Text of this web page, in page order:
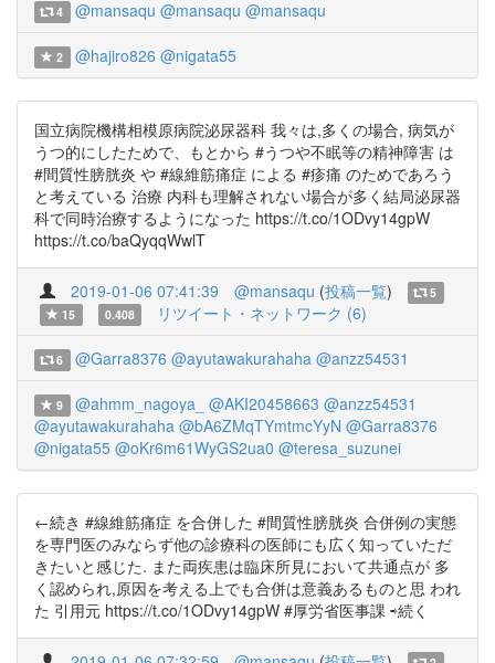
4 @mansaqu @mansaqu @mansaqu
2 @hajiro826 @nigata55
国立病院機構相模原病院泌尿器科 我々は,多くの場合, 病気が
うつ的にしたためで、もとから #うつや不眠等の精神障害 は
#間質性膀胱炎 や #線維筋痛症 による #疹痛 のためであろう
と考えている 治療 内科も理解されない場合が多く結局泌尿器
科で同時治療するようになった https://t.co/1ODvy14gpW
https://t.co/baQyqqWwlT
2019-01-06 07:41:39 @mansaqu (投稿一覧)
5
15
0.408 リツイート・ネットワーク (6)
6 @Garra8376 @ayutawakurahaha @anzz54531
9 @ahmm_nagoya_ @AKI20458663 @anzz54531
@ayutawakurahaha @bA6ZMqTYmtmcYyN @Garra8376
@nigata55 @oKr6m61WyGS2ua0 @teresa_suzunei
←続き #線維筋痛症 を合併した #間質性膀胱炎 合併例の実態
を専門医のみならず他の診療科の医師にも広く知っていただ
きたいと感じた. また両疾患は臨床所見において共通点が 多
く認められ,原因を考える上でも合併は意義あるものと思 われ
た 引用元 https://t.co/1ODvy14gpW #厚労省医事課 ⇨続く